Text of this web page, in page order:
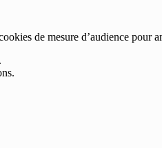
de mesure d’audience pour